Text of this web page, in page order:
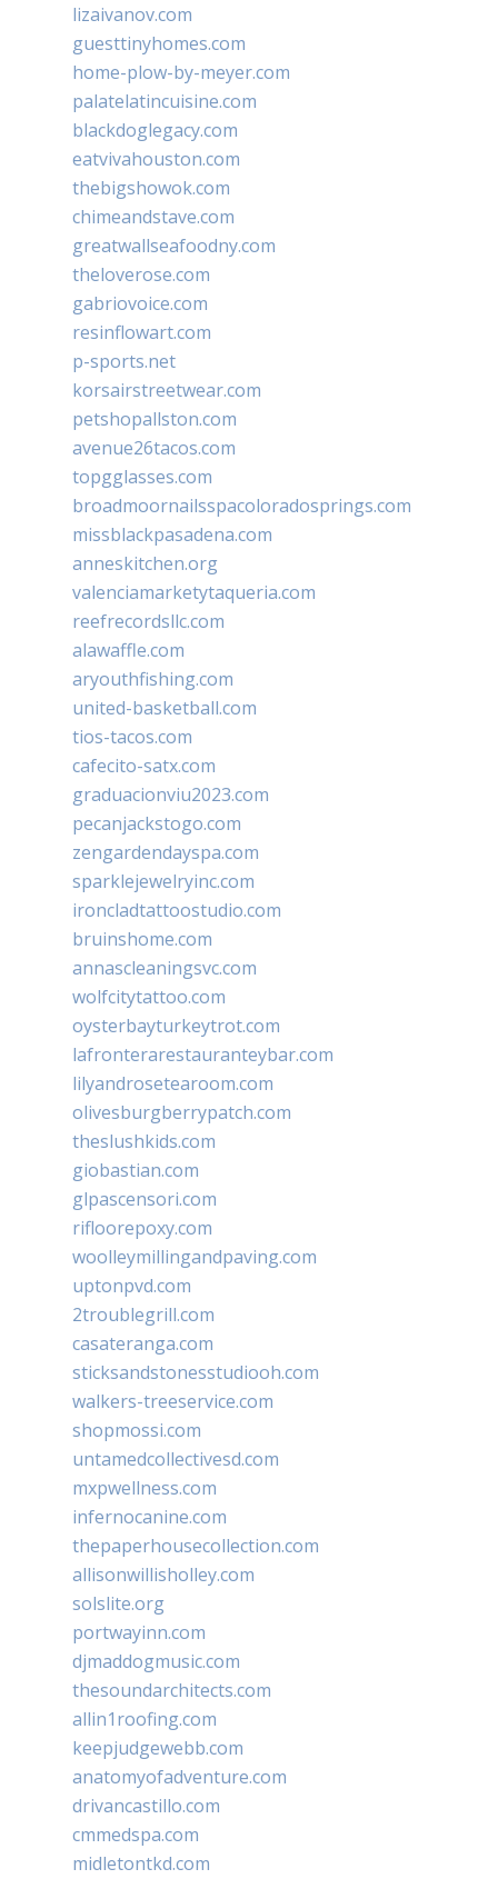
lizaivanov.com
guesttinyhomes.com
home-plow-by-meyer.com
palatelatincuisine.com
blackdoglegacy.com
eatvivahouston.com
thebigshowok.com
chimeandstave.com
greatwallseafoodny.com
theloverose.com
gabriovoice.com
resinflowart.com
p-sports.net
korsairstreetwear.com
petshopallston.com
avenue26tacos.com
topgglasses.com
broadmoornailsspacoloradosprings.com
missblackpasadena.com
anneskitchen.org
valenciamarketytaqueria.com
reefrecordsllc.com
alawaffle.com
aryouthfishing.com
united-basketball.com
tios-tacos.com
cafecito-satx.com
graduacionviu2023.com
pecanjackstogo.com
zengardendayspa.com
sparklejewelryinc.com
ironcladtattoostudio.com
bruinshome.com
annascleaningsvc.com
wolfcitytattoo.com
oysterbayturkeytrot.com
lafronterarestauranteybar.com
lilyandrosetearoom.com
olivesburgberrypatch.com
theslushkids.com
giobastian.com
glpascensori.com
rifloorepoxy.com
woolleymillingandpaving.com
uptonpvd.com
2troublegrill.com
casateranga.com
sticksandstonesstudiooh.com
walkers-treeservice.com
shopmossi.com
untamedcollectivesd.com
mxpwellness.com
infernocanine.com
thepaperhousecollection.com
allisonwillisholley.com
solslite.org
portwayinn.com
djmaddogmusic.com
thesoundarchitects.com
allin1roofing.com
keepjudgewebb.com
anatomyofadventure.com
drivancastillo.com
cmmedspa.com
midletontkd.com